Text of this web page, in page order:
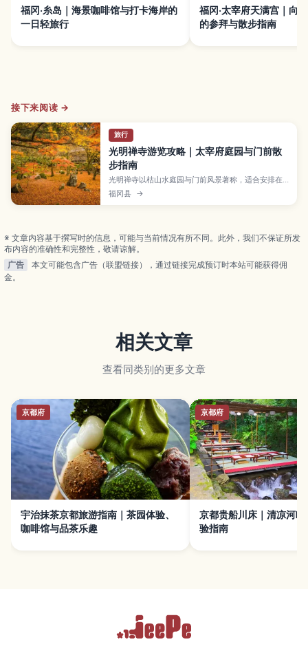
福冈·糸岛｜海景咖啡馆与打卡海岸的
一日轻旅行
福冈·太宰府天满宫｜向
的参拜与散步指南
接下来阅读 →
旅行
光明禅寺游览攻略｜太宰府庭园与门前散
步指南
光明禅寺以枯山水庭园与门前风景著称，适合安排在
太宰府散步途中顺访。本文也提醒你出发前先确认最
新参观信息。
福冈县 →
※ 文章内容基于撰写时的信息，可能与当前情况有所不同。此外，我们不保证所发
布内容的准确性和完整性，敬请谅解。
广告
本文可能包含广告（联盟链接），通过链接完成预订时本站可能获得佣
金。
相关文章
查看同类别的更多文章
京都府
宇治抹茶京都旅游指南｜茶园体验、
咖啡馆与品茶乐趣
京都府
京都贵船川床｜清凉河畔
验指南